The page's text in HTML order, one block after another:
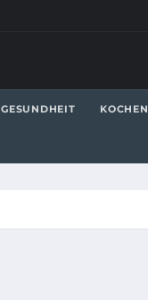
GESUNDHEIT KOCHEN